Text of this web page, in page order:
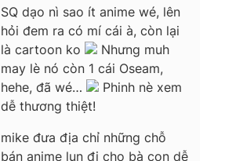
SQ dạo nì sao ít anime wé, lên
hỏi đem ra có mí cái à, còn lại
là cartoon ko
Nhưng muh
may lè nó còn 1 cái Oseam,
hehe, đã wé…
Phinh nè xem
dễ thương thiệt!
mike đưa địa chỉ những chỗ
bán anime lun đi cho bà con dễ